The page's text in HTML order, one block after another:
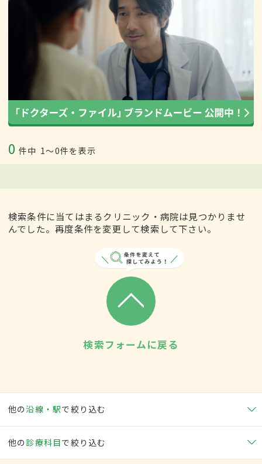
0 件中 1〜0件を表示
検索条件に当てはまるクリニック・病院は見つかりませ
んでした。再度条件を変更して検索して下さい。
検索フォームに戻る
他の沿線・駅で絞り込む
他の 診療科目で絞り込む